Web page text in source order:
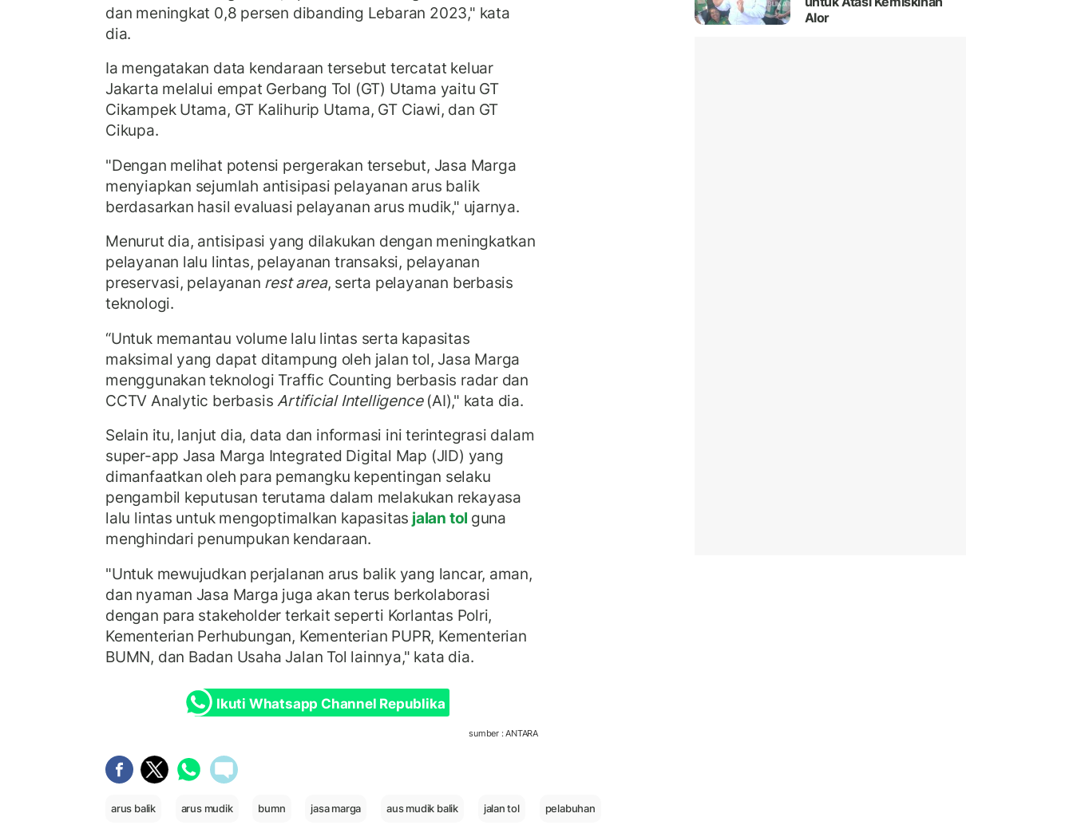
dan meningkat 0,8 persen dibanding Lebaran 2023," kata
dia.
Ia mengatakan data kendaraan tersebut tercatat keluar
Jakarta melalui empat Gerbang Tol (GT) Utama yaitu GT
Cikampek Utama, GT Kalihurip Utama, GT Ciawi, dan GT
Cikupa.
"Dengan melihat potensi pergerakan tersebut, Jasa Marga
menyiapkan sejumlah antisipasi pelayanan arus balik
berdasarkan hasil evaluasi pelayanan arus mudik," ujarnya.
Menurut dia, antisipasi yang dilakukan dengan meningkatkan
pelayanan lalu lintas, pelayanan transaksi, pelayanan
preservasi, pelayanan rest area, serta pelayanan berbasis
teknologi.
“Untuk memantau volume lalu lintas serta kapasitas
maksimal yang dapat ditampung oleh jalan tol, Jasa Marga
menggunakan teknologi Traffic Counting berbasis radar dan
CCTV Analytic berbasis Artificial Intelligence(AI)," kata dia.
Selain itu, lanjut dia, data dan informasi ini terintegrasi dalam
super-app Jasa Marga Integrated Digital Map (JID) yang
dimanfaatkan oleh para pemangku kepentingan selaku
pengambil keputusan terutama dalam melakukan rekayasa
lalu lintas untuk mengoptimalkan kapasitas jalan tol guna
menghindari penumpukan kendaraan.
"Untuk mewujudkan perjalanan arus balik yang lancar, aman,
dan nyaman Jasa Marga juga akan terus berkolaborasi
dengan para stakeholder terkait seperti Korlantas Polri,
Kementerian Perhubungan, Kementerian PUPR, Kementerian
BUMN, dan Badan Usaha Jalan Tol lainnya," kata dia.
Ikuti Whatsapp Channel Republika
sumber : ANTARA
arus balik arus mudik bumn jasa marga aus mudik balik jalan tol pelabuhan
Alor